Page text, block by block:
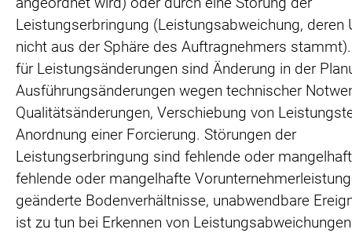
Leistungserbringung (Leistungsabweichung, deren
nicht aus der Sphäre des Auftragnehmers
für Leistungsänderungen sind Änderung in der
Ausführungsänderungen wegen technischer
Qualitätsänderungen, Verschiebung von
Anordnung einer Forcierung. Störungen der
Leistungserbringung sind fehlende oder
fehlende oder mangelhafte
geänderte Bodenverhältnisse, unabwendbare
ist zu tun bei Erkennen von